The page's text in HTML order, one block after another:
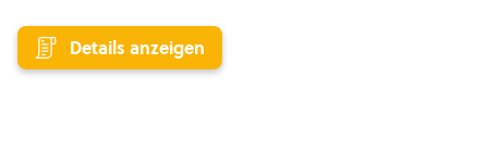
Details anzeigen